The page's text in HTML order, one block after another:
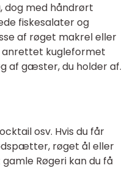
dog med håndrørt
fiskesalater og
af røget makrel eller
anrettet kugleformet
af gæster, du holder af.
osv. Hvis du får
røget ål eller
Røgeri kan du få